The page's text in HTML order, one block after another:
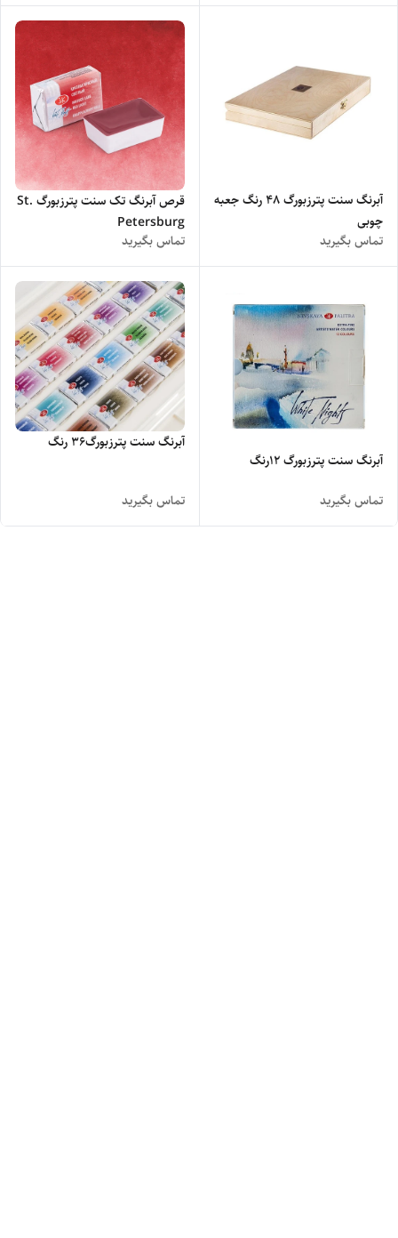
آبرنگ سنت پترزبورگ 48 رنگ جعبه
چوبی
تماس بگیرید
قرص آبرنگ تک سنت پترزبورگ St.
Petersburg
تماس بگیرید
آبرنگ سنت پترزبورگ 12رنگ
تماس بگیرید
آبرنگ سنت پترزبورگ36 رنگ
تماس بگیرید